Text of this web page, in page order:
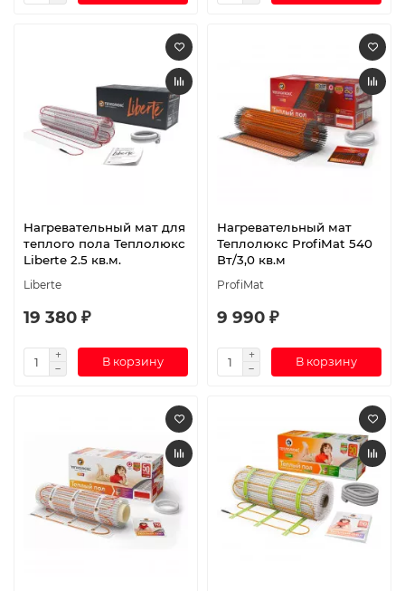
Нагревательный мат для
теплого пола Теплолюкс
Liberte 2.5 кв.м.
Liberte
19 380 ₽
В корзину
Нагревательный мат
Теплолюкс ProfiMat 540
Вт/3,0 кв.м
ProfiMat
9 990 ₽
В корзину